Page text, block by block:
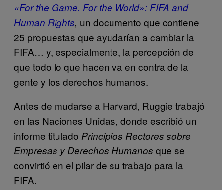
«For the Game. For the World»: FIFA and
Human Rights, un documento que contiene
25 propuestas que ayudarían a cambiar la
FIFA… y, especialmente, la percepción de
que todo lo que hacen va en contra de la
gente y los derechos humanos.
Antes de mudarse a Harvard, Ruggie trabajó
en las Naciones Unidas, donde escribió un
informe titulado Principios Rectores sobre
Empresas y Derechos Humanos que se
convirtió en el pilar de su trabajo para la
FIFA.